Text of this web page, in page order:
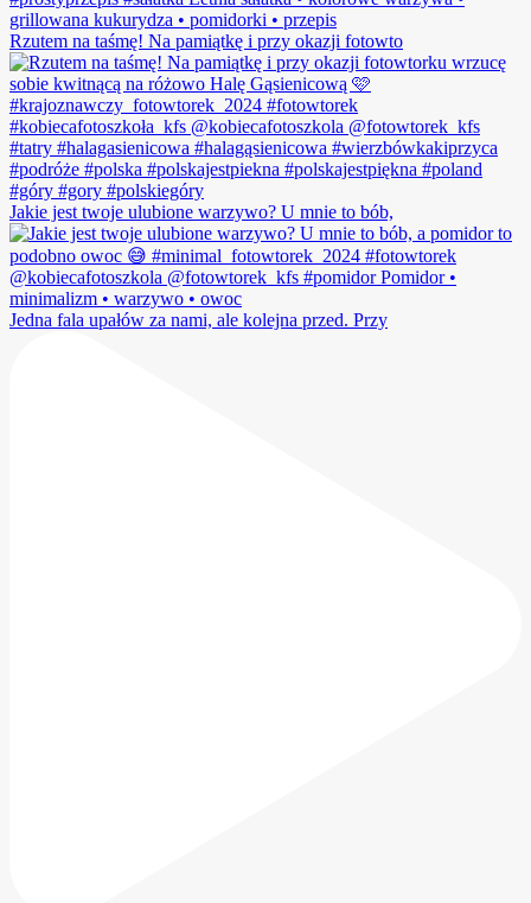
Rzutem na taśmę! Na pamiątkę i przy okazji fotowto
Jakie jest twoje ulubione warzywo? U mnie to bób,
Jedna fala upałów za nami, ale kolejna przed. Przy